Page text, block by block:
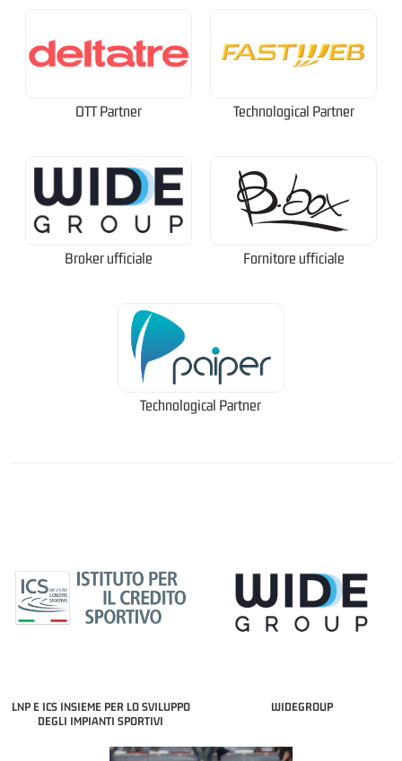
OTT Partner Technological Partner
Broker ufficiale Fornitore ufficiale
Technological Partner
LNP E ICS INSIEME PER LO SVILUPPO
DEGLI IMPIANTI SPORTIVI
WIDEGROUP